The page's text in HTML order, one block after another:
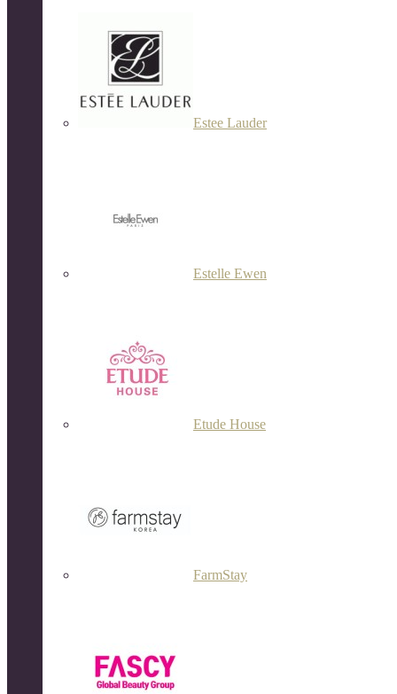
Estee Lauder
Estelle Ewen
Etude House
FarmStay